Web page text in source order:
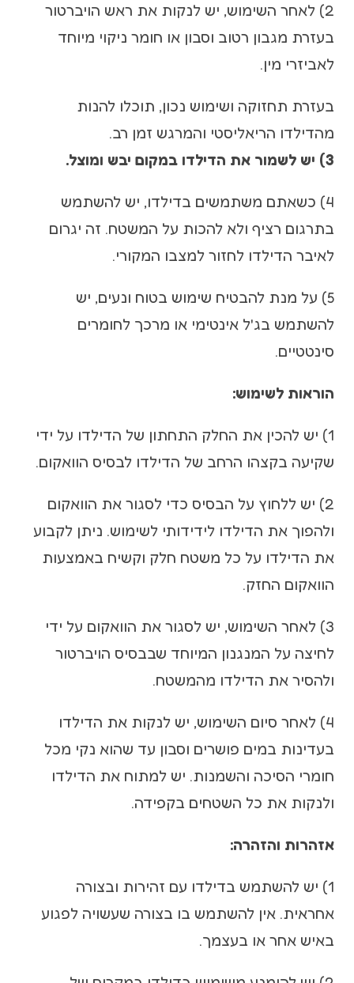
2) לאחר השימוש, יש לנקות את ראש הויברטור
בעזרת מגבון רטוב וסבון או חומר ניקוי מיוחד
לאביזרי מין.
בעזרת תחזוקה ושימוש נכון, תוכלו להנות
מהדילדו הריאליסטי והמרגש זמן רב.
3) יש לשמור את הדילדו במקום יבש ומוצל.
4) כשאתם משתמשים בדילדו, יש להשתמש
בתרגום רציף ולא להכות על המשטח. זה יגרום
לאיבר הדילדו לחזור למצבו המקורי.
5) על מנת להבטיח שימוש בטוח ונעים, יש
להשתמש בג'ל אינטימי או מרכך לחומרים
סינטטיים.
הוראות לשימוש:
1) יש להכין את החלק התחתון של הדילדו על ידי
שקיעה בקצהו הרחב של הדילדו לבסיס הוואקום.
2) יש ללחוץ על הבסיס כדי לסגור את הוואקום
ולהפוך את הדילדו לידידותי לשימוש. ניתן לקבוע
את הדילדו על כל משטח חלק וקשיח באמצעות
הוואקום החזק.
3) לאחר השימוש, יש לסגור את הוואקום על ידי
לחיצה על המנגנון המיוחד שבבסיס הויברטור
ולהסיר את הדילדו מהמשטח.
4) לאחר סיום השימוש, יש לנקות את הדילדו
בעדינות במים פושרים וסבון עד שהוא נקי מכל
חומרי הסיכה והשמנות. יש למתוח את הדילדו
ולנקות את כל השטחים בקפידה.
אזהרות והזהרה:
1) יש להשתמש בדילדו עם זהירות ובצורה
אחראית. אין להשתמש בו בצורה שעשויה לפגוע
באיש אחר או בעצמך.